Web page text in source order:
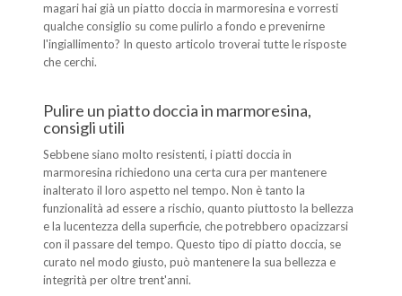
magari hai già un piatto doccia in marmoresina e vorresti
qualche consiglio su come pulirlo a fondo e prevenirne
l'ingiallimento? In questo articolo troverai tutte le risposte
che cerchi.
Pulire un piatto doccia in marmoresina,
consigli utili
Sebbene siano molto resistenti, i piatti doccia in
marmoresina richiedono una certa cura per mantenere
inalterato il loro aspetto nel tempo. Non è tanto la
funzionalità ad essere a rischio, quanto piuttosto la bellezza
e la lucentezza della superficie, che potrebbero opacizzarsi
con il passare del tempo. Questo tipo di piatto doccia, se
curato nel modo giusto, può mantenere la sua bellezza e
integrità per oltre trent'anni.